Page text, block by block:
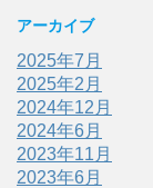
アーカイブ
2025年7月
2025年2月
2024年12月
2024年6月
2023年11月
2023年6月